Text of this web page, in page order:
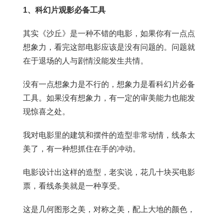
1、科幻片观影必备工具
其实《沙丘》是一种不错的电影，如果你有一点点
想象力，看完这部电影应该是没有问题的。问题就
在于退场的人与剧情没能发生共情。
没有一点想象力是不行的，想象力是看科幻片必备
工具。如果没有想象力，有一定的审美能力也能发
现惊喜之处。
我对电影里的建筑和摆件的造型非常动情，线条太
美了，有一种想抓住在手的冲动。
电影设计出这样的造型，老实说，花几十块买电影
票，看线条美就是一种享受。
这是几何图形之美，对称之美，配上大地的颜色，